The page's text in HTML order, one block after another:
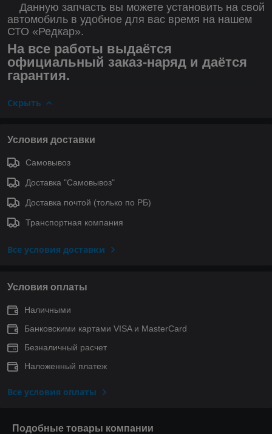
Данную запчасть вы можете установить на свой
автомобиль в удобное для вас время на нашем
СТО «Редкар».
На все работы выдаётся
официальный заказ-наряд и даётся
гарантия.
Скрыть
Условия доставки
Самовывоз
Доставка "Самовывоз"
Доставка почтой (только по РБ)
Транспортная компания
Все условия доставки
Условия оплаты
Наличными
Банковскими картами VISA и MasterCard
Безналичный расчет
Наложенный платеж
Все условия оплаты
Подобные товары компании